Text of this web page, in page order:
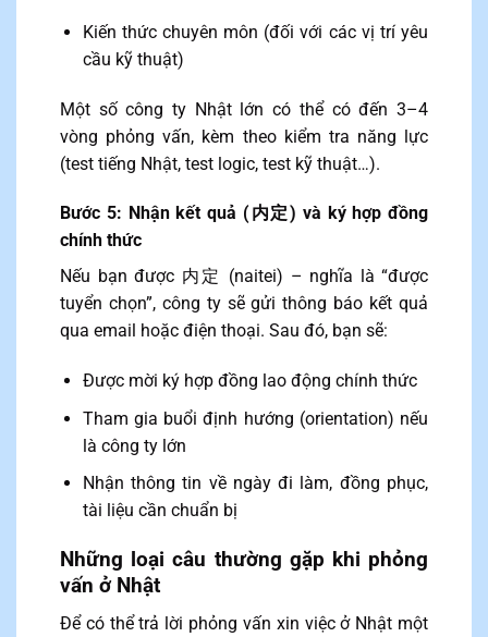
Kiến thức chuyên môn (đối với các vị trí yêu
cầu kỹ thuật)
Một số công ty Nhật lớn có thể có đến 3–4
vòng phỏng vấn, kèm theo kiểm tra năng lực
(test tiếng Nhật, test logic, test kỹ thuật…).
Bước 5: Nhận kết quả (内定) và ký hợp đồng
chính thức
Nếu bạn được 内定 (naitei) – nghĩa là “được
tuyển chọn”, công ty sẽ gửi thông báo kết quả
qua email hoặc điện thoại. Sau đó, bạn sẽ:
Được mời ký hợp đồng lao động chính thức
Tham gia buổi định hướng (orientation) nếu
là công ty lớn
Nhận thông tin về ngày đi làm, đồng phục,
tài liệu cần chuẩn bị
Những loại câu thường gặp khi phỏng
vấn ở Nhật
Để có thể trả lời phỏng vấn xin việc ở Nhật một